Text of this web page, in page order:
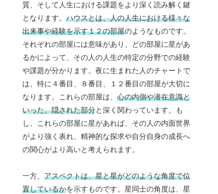
質、そして人生における課題をより深く読み解く鍵
となります。 ハウスとは、人の人生における様々な
出来事や経験を示す１２の部屋のようなものです。
それぞれの部屋には意味があり、どの部屋に星があ
るかによって、その人の人生の特定の分野での経験
や課題が分かります。夜に生まれた人のチャートで
は、特に４番目、８番目、１２番目の部屋が大切に
なります。これらの部屋は、 心の内側や潜在意識と
いった、隠された部分と深く関わっています。も
し、これらの部屋に星があれば、その人の内面世界
がより強く表れ、精神的な探求や自分自身の成長へ
の関心がより高いと考えられます。
一方、 アスペクトは、星と星がどのような角度で位
置しているかを示すものです。星同士の角度は、星